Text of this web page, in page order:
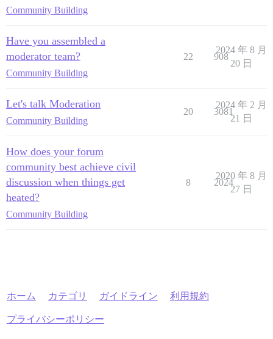
Community Building
Have you assembled a
moderator team?
Community Building
22 908
2024 年 8 月
20 日
Let's talk Moderation
Community Building
20 3081
2024 年 2 月
21 日
How does your forum
community best achieve civil
discussion when things get
heated?
Community Building
8 2024
2020 年 8 月
27 日
ホーム カテゴリ ガイドライン 利用規約
プライバシーポリシー